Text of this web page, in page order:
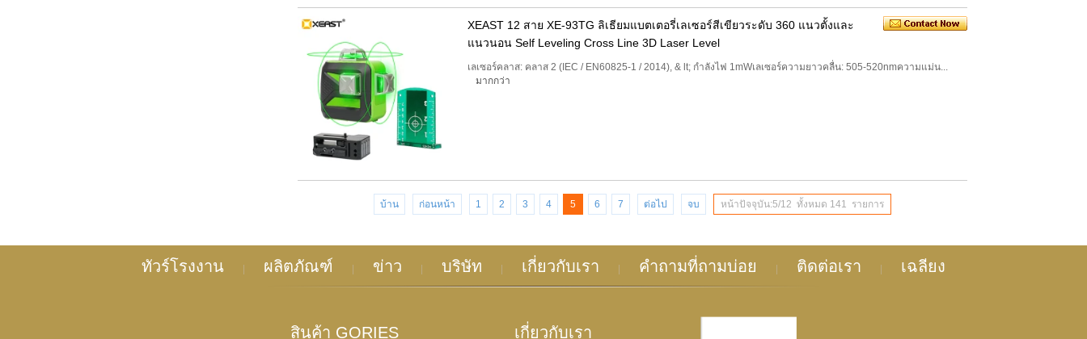
XEAST 12 สาย XE-93TG ลิเธียมแบตเตอรี่เลเซอร์สีเขียวระดับ 360 แนวตั้งและ
แนวนอน Self Leveling Cross Line 3D Laser Level
เลเซอร์คลาส: คลาส 2 (IEC / EN60825-1 / 2014), & lt; กำลังไฟ 1mWเลเซอร์ความยาวคลื่น: 505-520nmความแม่น...
มากกว่า
บ้าน ก่อนหน้า 1 2 3 4 5 6 7 ต่อไป จบ หน้าปัจจุบัน:5/12 ทั้งหมด 141 รายการ
ทัวร์โรงงาน ผลิตภัณฑ์ ข่าว บริษัท เกี่ยวกับเรา คำถามที่ถามบ่อย ติดต่อเรา เฉลียง
สินค้า GORIES เกี่ยวกับเรา